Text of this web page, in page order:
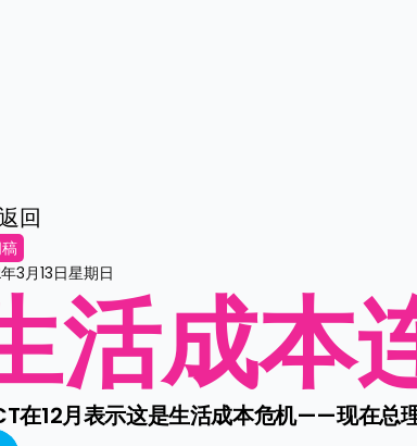
回
3月13日星期日
活成本
在12月表示这是生活成本危机——现在总